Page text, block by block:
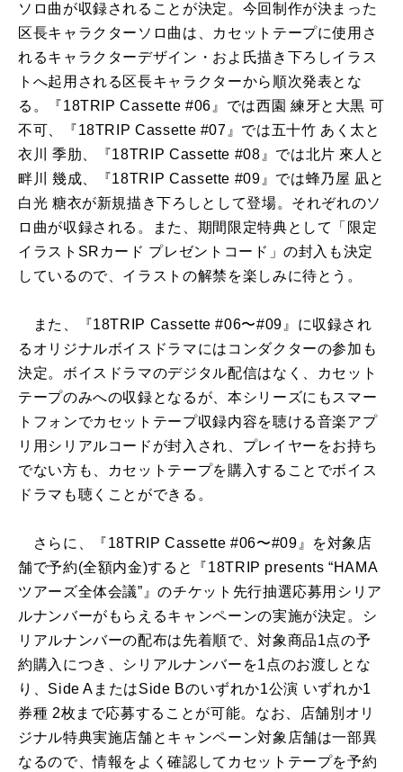
ソロ曲が収録されることが決定。今回制作が決まった
区長キャラクターソロ曲は、カセットテープに使用さ
れるキャラクターデザイン・およ氏描き下ろしイラス
トへ起用される区長キャラクターから順次発表とな
る。『18TRIP Cassette #06』では西園 練牙と大黒 可
不可、『18TRIP Cassette #07』では五十竹 あく太と
衣川 季肋、『18TRIP Cassette #08』では北片 來人と
畔川 幾成、『18TRIP Cassette #09』では蜂乃屋 凪と
白光 糖衣が新規描き下ろしとして登場。それぞれのソ
ロ曲が収録される。また、期間限定特典として「限定
イラストSRカード プレゼントコード」の封入も決定
しているので、イラストの解禁を楽しみに待とう。
また、『18TRIP Cassette #06〜#09』に収録され
るオリジナルボイスドラマにはコンダクターの参加も
決定。ボイスドラマのデジタル配信はなく、カセット
テープのみへの収録となるが、本シリーズにもスマー
トフォンでカセットテープ収録内容を聴ける音楽アプ
リ用シリアルコードが封入され、プレイヤーをお持ち
でない方も、カセットテープを購入することでボイス
ドラマも聴くことができる。
さらに、『18TRIP Cassette #06〜#09』を対象店
舗で予約(全額内金)すると『18TRIP presents “HAMA
ツアーズ全体会議”』のチケット先行抽選応募用シリア
ルナンバーがもらえるキャンペーンの実施が決定。シ
リアルナンバーの配布は先着順で、対象商品1点の予
約購入につき、シリアルナンバーを1点のお渡しとな
り、Side AまたはSide Bのいずれか1公演 いずれか1
券種 2枚まで応募することが可能。なお、店舗別オリ
ジナル特典実施店舗とキャンペーン対象店舗は一部異
なるので、情報をよく確認してカセットテープを予約